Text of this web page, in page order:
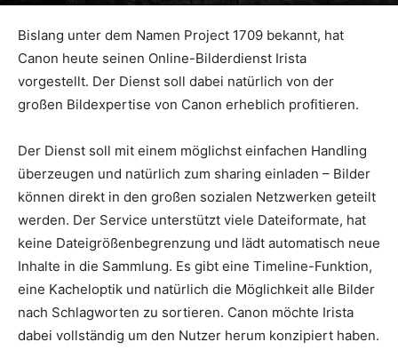
Bislang unter dem Namen Project 1709 bekannt, hat
Canon heute seinen Online-Bilderdienst Irista
vorgestellt. Der Dienst soll dabei natürlich von der
großen Bildexpertise von Canon erheblich profitieren.
Der Dienst soll mit einem möglichst einfachen Handling
überzeugen und natürlich zum sharing einladen – Bilder
können direkt in den großen sozialen Netzwerken geteilt
werden. Der Service unterstützt viele Dateiformate, hat
keine Dateigrößenbegrenzung und lädt automatisch neue
Inhalte in die Sammlung. Es gibt eine Timeline-Funktion,
eine Kacheloptik und natürlich die Möglichkeit alle Bilder
nach Schlagworten zu sortieren. Canon möchte Irista
dabei vollständig um den Nutzer herum konzipiert haben.